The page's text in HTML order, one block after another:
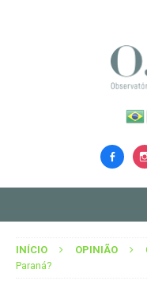
INÍCIO OPINIÃO
Paraná?